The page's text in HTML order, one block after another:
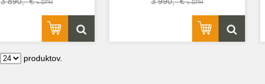
s DPH s DPH
produktov.